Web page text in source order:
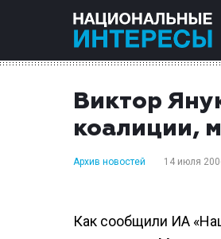
Виктор
коалиции,
Архив новостей 14 июля
Как сообщили ИА